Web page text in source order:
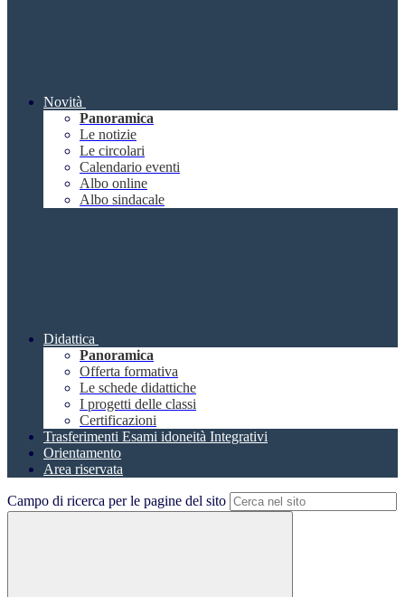
Novità
Panoramica
Le notizie
Le circolari
Calendario eventi
Albo online
Albo sindacale
Didattica
Panoramica
Offerta formativa
Le schede didattiche
I progetti delle classi
Certificazioni
Trasferimenti Esami idoneità Integrativi
Orientamento
Area riservata
Campo di ricerca per le pagine del sito